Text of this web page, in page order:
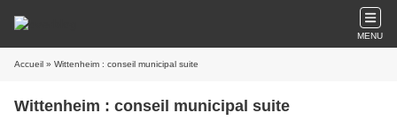
MENU
Accueil » Wittenheim : conseil municipal suite
Wittenheim : conseil municipal suite